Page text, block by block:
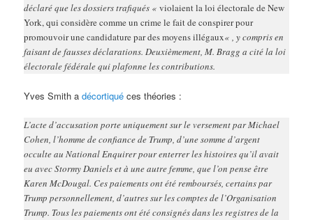
déclaré que les dossiers trafiqués «violaient la loi électorale de New
York, qui considère comme un crime le fait de conspirer pour
promouvoir une candidature par des moyens illégaux« , y compris en
faisant de fausses déclarations. Deuxièmement, M. Bragg a cité la loi
électorale fédérale qui plafonne les contributions.
Yves Smith adécortiqué ces théories :
L’acte d’accusation porte uniquement sur le versement par Michael
Cohen, l’homme de confiance de Trump, d’une somme d’argent
occulte au National Enquirer pour enterrer les histoires qu’il avait
eu avec Stormy Daniels et à une autre femme, que l’on pense être
Karen McDougal. Ces paiements ont été remboursés, certains par
Trump personnellement, d’autres sur les comptes de l’Organisation
Trump. Tous les paiements ont été consignés dans les registres de la